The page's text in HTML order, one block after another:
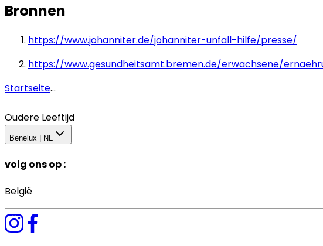
Bronnen
https://www.johanniter.de/johanniter-unfall-hilfe/presse/
https://www.gesundheitsamt.bremen.de/erwachsene/
Startseite...
Oudere Leeftijd
Benelux | NL
volg ons op:
België